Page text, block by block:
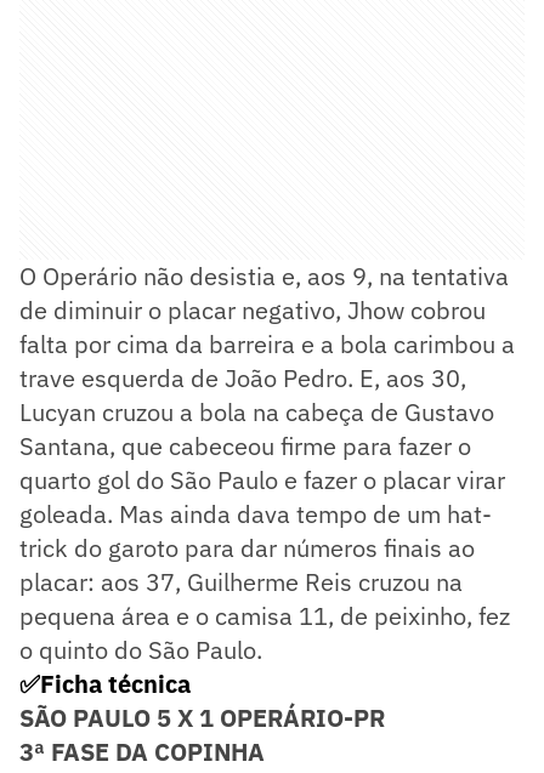
O Operário não desistia e, aos 9, na tentativa
de diminuir o placar negativo, Jhow cobrou
falta por cima da barreira e a bola carimbou a
trave esquerda de João Pedro. E, aos 30,
Lucyan cruzou a bola na cabeça de Gustavo
Santana, que cabeceou firme para fazer o
quarto gol do São Paulo e fazer o placar virar
goleada. Mas ainda dava tempo de um hat-
trick do garoto para dar números finais ao
placar: aos 37, Guilherme Reis cruzou na
pequena área e o camisa 11, de peixinho, fez
o quinto do São Paulo.
✅Ficha técnica
SÃO PAULO 5 X 1 OPERÁRIO-PR
3ª FASE DA COPINHA